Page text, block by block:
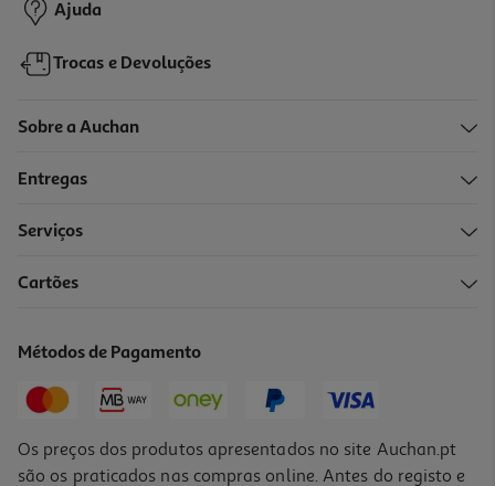
Ajuda
Trocas e Devoluções
Sobre a Auchan
Entregas
Serviços
Cartões
Métodos de Pagamento
Os preços dos produtos apresentados no site Auchan.pt
são os praticados nas compras online. Antes do registo e